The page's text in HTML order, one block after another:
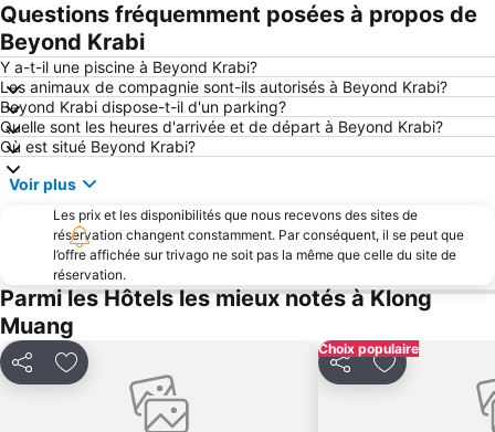
Nai Harn Beach
Ba Kan Tiang Beach
Hat Railey West
Phang Nga Bay
Muay Thai Stadium
Esa & Ped Massage
Koh Tapu
Ko Khai
Bamboo Island
Laem Singh
Inselrundfahrt Ko Yao Yai
Club esquestre de Phuket-Bangtao
Maithon Island
Koh Panyee
Chicken Island
Ko Hong
Loh Dalam Bay
Khao Phing Kan - James Bond Island
Mini Golf Dino Parc
Questions fréquemment posées à propos de
Beyond Krabi
Y a-t-il une piscine à Beyond Krabi?
Les animaux de compagnie sont-ils autorisés à Beyond Krabi?
Beyond Krabi dispose-t-il d'un parking?
Quelle sont les heures d'arrivée et de départ à Beyond Krabi?
Où est situé Beyond Krabi?
Voir plus
Les prix et les disponibilités que nous recevons des sites de
réservation changent constamment. Par conséquent, il se peut que
l’offre affichée sur trivago ne soit pas la même que celle du site de
réservation.
Parmi les Hôtels les mieux notés à Klong
Muang
PartagerAjouter à mes favoris
Choix populaire
PartagerAjouter à